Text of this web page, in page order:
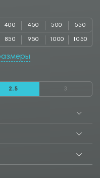
400 450 500 550
850 950 1000 1050
1350 1400
2350 2400 2500 2550
3000 3050 3300 3500
5700 6000 6500
2.5 3